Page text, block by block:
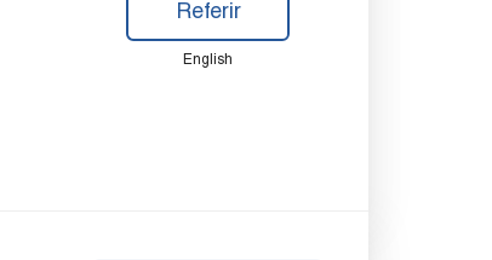
Referir
English